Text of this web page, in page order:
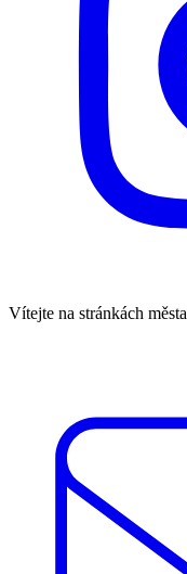
Vítejte na stránkách města